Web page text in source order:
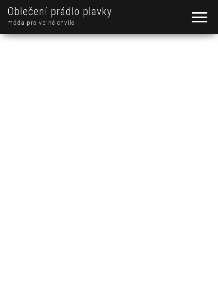
Oblečení prádlo plavky
móda pro volné chvíle